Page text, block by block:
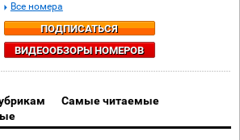
ПОДПИСАТЬСЯ
ВИДЕООБЗОРЫ НОМЕРОВ
Все номера
Самые читаемые